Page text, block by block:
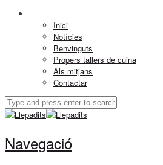
Inici
Notícies
Benvinguts
Propers tallers de cuina
Als mitjans
Contactar
Navegació